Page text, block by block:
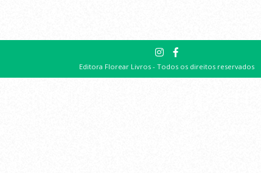
Editora Florear Livros - Todos os direitos reservados